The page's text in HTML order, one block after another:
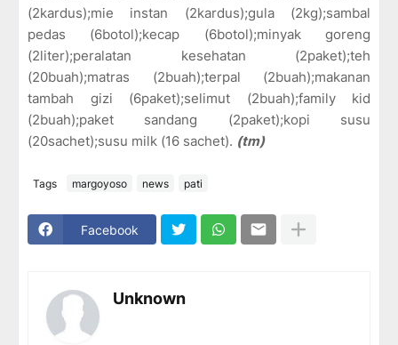
(2kardus);mie instan (2kardus);gula (2kg);sambal
pedas (6botol);kecap (6botol);minyak goreng
(2liter);peralatan kesehatan (2paket);teh
(20buah);matras (2buah);terpal (2buah);makanan
tambah gizi (6paket);selimut (2buah);family kid
(2buah);paket sandang (2paket);kopi susu
(20sachet);susu milk (16 sachet). (tm)
Tags margoyoso news pati
Facebook
Unknown